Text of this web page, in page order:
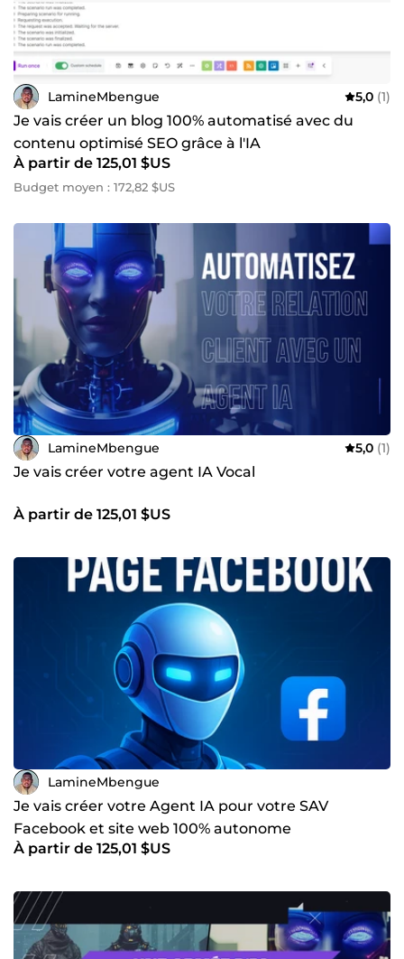
LamineMbengue 5,0 (1)
Je vais créer un blog 100% automatisé avec du
contenu optimisé SEO grâce à l'IA
À partir de 125,01 $US
Budget moyen : 172,82 $US
LamineMbengue 5,0 (1)
Je vais créer votre agent IA Vocal
À partir de 125,01 $US
LamineMbengue
Je vais créer votre Agent IA pour votre SAV
Facebook et site web 100% autonome
À partir de 125,01 $US